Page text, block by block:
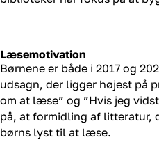
Læsemotivation
Børnene er både i 2017 og
udsagn, der ligger højest på
om at læse” og ”Hvis jeg
på, at formidling af litteratur,
børns lyst til at læse.